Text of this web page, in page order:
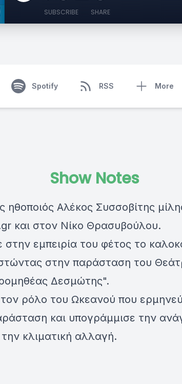
SUBSCRIBE SHARE
Spotify RSS More
Show Notes
ηθοποιός Αλέκος Συσσοβίτης
και στον Νίκο Θρασυβούλου.
εμπειρία του φέτος το
στην παράσταση του
Δεσμώτης".
ρόλο του Ωκεανού που
και υπογράμμισε την
κλιματική αλλαγή.